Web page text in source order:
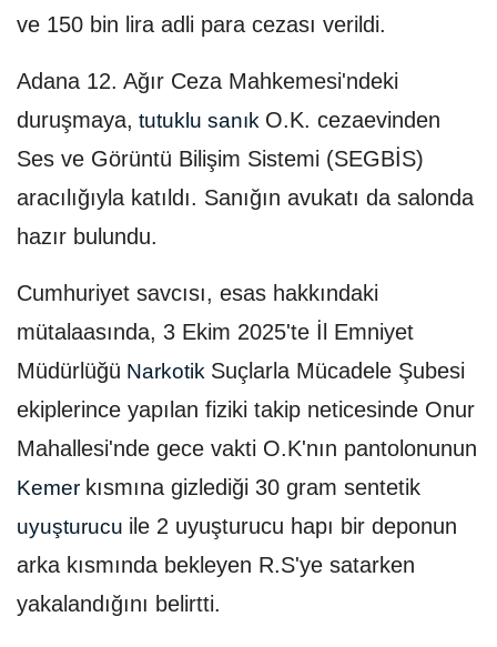
ve 150 bin lira adli para cezası verildi.
Adana 12. Ağır Ceza Mahkemesi'ndeki
duruşmaya, tutuklu sanık O.K. cezaevinden
Ses ve Görüntü Bilişim Sistemi (SEGBİS)
aracılığıyla katıldı. Sanığın avukatı da salonda
hazır bulundu.
Cumhuriyet savcısı, esas hakkındaki
mütalaasında, 3 Ekim 2025'te İl Emniyet
Müdürlüğü Narkotik Suçlarla Mücadele Şubesi
ekiplerince yapılan fiziki takip neticesinde Onur
Mahallesi'nde gece vakti O.K'nın pantolonunun
Kemer kısmına gizlediği 30 gram sentetik
uyuşturucu ile 2 uyuşturucu hapı bir deponun
arka kısmında bekleyen R.S'ye satarken
yakalandığını belirtti.